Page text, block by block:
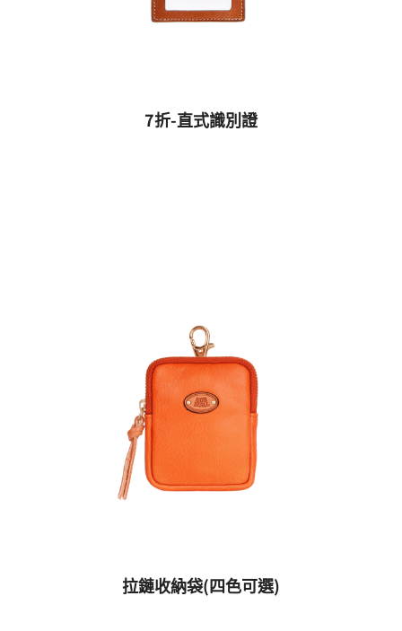
7折-直式識別證
拉鏈收納袋(四色可選)